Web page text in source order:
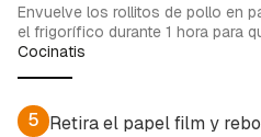
Envuelve los rollitos de pollo en
el frigorífico durante 1 hora para
Cocinatis
5 Retira el papel film y